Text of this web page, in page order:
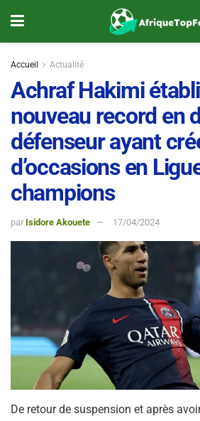
Accueil Actualité
Achraf Hakimi
nouveau record en
défenseur ayant
d’occasions en
champions
par Isidore Akouete 17/04/2024
De retour de suspension et après